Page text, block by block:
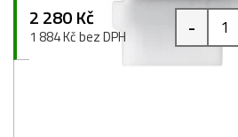
2 280 Kč
1 884 Kč bez DPH -